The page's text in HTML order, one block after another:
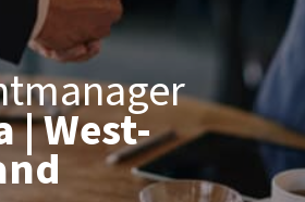
| West-